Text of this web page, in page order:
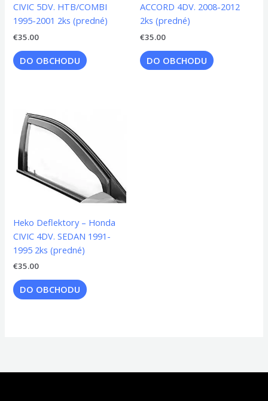
CIVIC 5DV. HTB/COMBI
1995-2001 2ks (predné)
€35.00
DO OBCHODU
ACCORD 4DV. 2008-2012
2ks (predné)
€35.00
DO OBCHODU
Heko Deflektory – Honda
CIVIC 4DV. SEDAN 1991-
1995 2ks (predné)
€35.00
DO OBCHODU